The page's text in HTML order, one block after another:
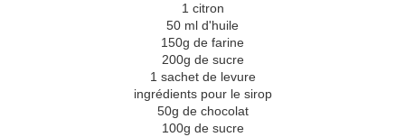
1 citron
50 ml d'huile
150g de farine
200g de sucre
1 sachet de levure
ingrédients pour le sirop
50g de chocolat
100g de sucre